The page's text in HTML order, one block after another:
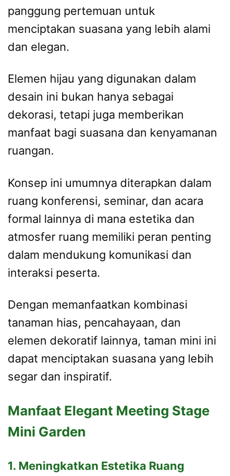
panggung pertemuan untuk
menciptakan suasana yang lebih alami
dan elegan.
Elemen hijau yang digunakan dalam
desain ini bukan hanya sebagai
dekorasi, tetapi juga memberikan
manfaat bagi suasana dan kenyamanan
ruangan.
Konsep ini umumnya diterapkan dalam
ruang konferensi, seminar, dan acara
formal lainnya di mana estetika dan
atmosfer ruang memiliki peran penting
dalam mendukung komunikasi dan
interaksi peserta.
Dengan memanfaatkan kombinasi
tanaman hias, pencahayaan, dan
elemen dekoratif lainnya, taman mini ini
dapat menciptakan suasana yang lebih
segar dan inspiratif.
Manfaat Elegant Meeting Stage
Mini Garden
1. Meningkatkan Estetika Ruang